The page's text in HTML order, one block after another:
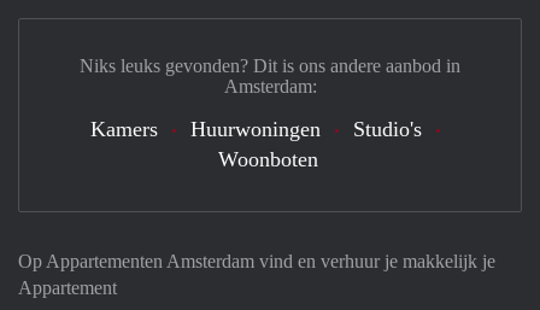
Op Appartementen Amsterdam vind en verhuur je makkelijk je
Appartement
Niks leuks gevonden? Dit is ons andere aanbod in
Amsterdam:
Kamers Huurwoningen
Studio's
Woonboten